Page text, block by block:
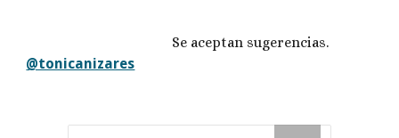
Se aceptan sugerencias.
@tonicanizares